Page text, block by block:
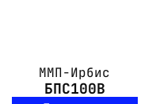
ММП-Ирбис
БПС100В